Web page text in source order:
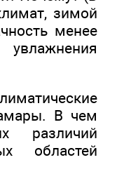
зимой
менее
В чем
различий
областей